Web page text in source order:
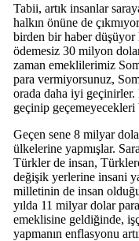
Tabii, artık insanlar
halkın önüne de
birden bir haber düşüyor
ödemesiz 30 milyon
zaman emeklilerimiz
para vermiyorsunuz,
orada daha iyi
geçinip geçemeyecekleri
Geçen sene 8 milyar
ülkelerine yapmışlar.
Türkler de insan,
değişik yerlerine insani
milletinin de insan
yılda 11 milyar dolar
emeklisine geldiğinde,
yapmanın enflasyonu